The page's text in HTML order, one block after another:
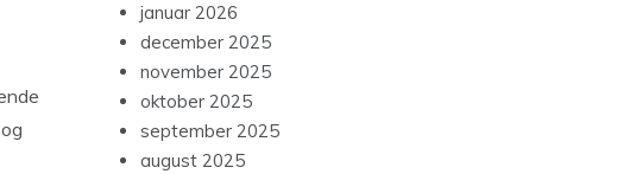
januar 2026
december 2025
november 2025
oktober 2025
september 2025
august 2025